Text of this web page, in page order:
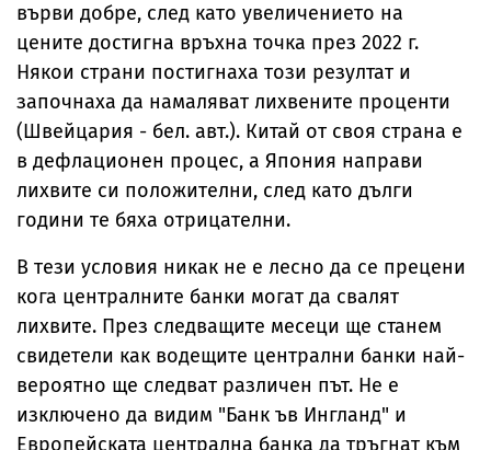
върви добре, след като увеличението на
цените достигна връхна точка през 2022 г.
Някои страни постигнаха този резултат и
започнаха да намаляват лихвените проценти
(Швейцария - бел. авт.). Китай от своя страна е
в дефлационен процес, а Япония направи
лихвите си положителни, след като дълги
години те бяха отрицателни.
В тези условия никак не е лесно да се прецени
кога централните банки могат да свалят
лихвите. През следващите месеци ще станем
свидетели как водещите централни банки най-
вероятно ще следват различен път. Не е
изключено да видим "Банк ъв Ингланд" и
Европейската централна банка да тръгнат към